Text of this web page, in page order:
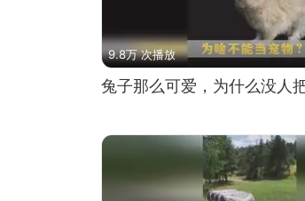
9.8万 次播放
兔子那么可爱，为什么没人